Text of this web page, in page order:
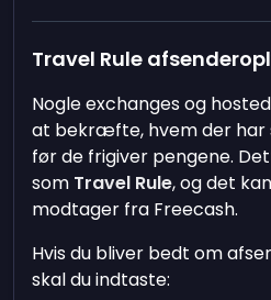
Travel Rule
Nogle exchanges og
at bekræfte, hvem der har
før de frigiver pengene.
som Travel Rule, og det
modtager fra Freecash.
Hvis du bliver bedt om
skal du indtaste: